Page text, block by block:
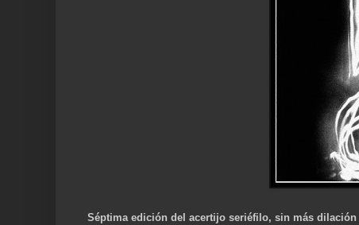
Séptima edición del acertijo seriéfilo, sin más